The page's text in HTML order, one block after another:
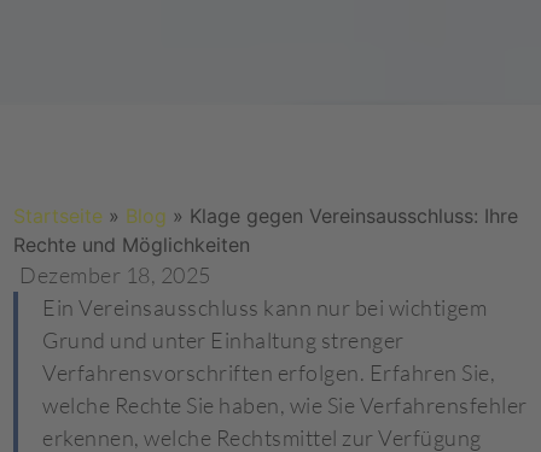
Startseite » Blog » Klage gegen Vereinsausschluss: Ihre
Rechte und Möglichkeiten
Dezember 18, 2025
Ein Vereinsausschluss kann nur bei wichtigem
Grund und unter Einhaltung strenger
Verfahrensvorschriften erfolgen. Erfahren Sie,
welche Rechte Sie haben, wie Sie Verfahrensfehler
erkennen, welche Rechtsmittel zur Verfügung